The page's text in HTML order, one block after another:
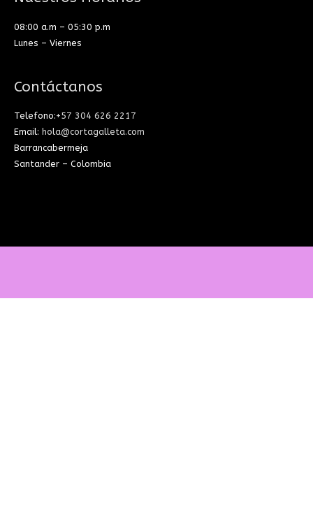
08:00 a.m – 05:30 p.m
Lunes – Viernes
Contáctanos
Telefono:+57 304 626 2217
Email: hola@cortagalleta.com
Barrancabermeja
Santander – Colombia